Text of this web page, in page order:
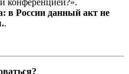
конференцией?».
в России данный акт не
.